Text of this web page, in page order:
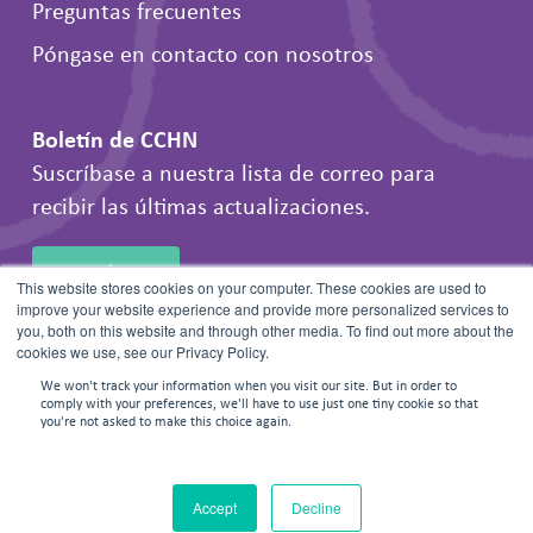
This website stores cookies on your computer. These cookies are used to
improve your website experience and provide more personalized services to
you, both on this website and through other media. To find out more about the
cookies we use, see our Privacy Policy.
We won't track your information when you visit our site. But in order to
comply with your preferences, we'll have to use just one tiny cookie so that
you're not asked to make this choice again.
Accept Decline
Preguntas frecuentes
Póngase en contacto con nosotros
Boletín de CCHN
Suscríbase a nuestra lista de correo para
recibir las últimas actualizaciones.
INSCRÍBETE
© 2026 Frontline Negotiations. Todos los derechos reservados.